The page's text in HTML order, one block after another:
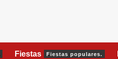
Fiestas Fiestas populares.